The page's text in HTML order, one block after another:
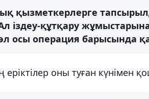
қызметкерлерге
іздеу-құтқару
осы операция барысында
еріктілер оны туған күнімен